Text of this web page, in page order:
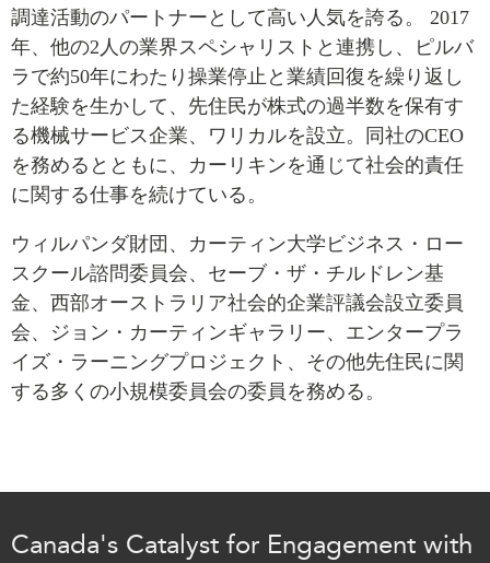
APEC
PECC
CSCAP
Institutional Partners
調達活動のパートナーとして高い人気を誇る 。 2017
年、他の2人の業界スペシャリストと 連携し、ピルバ
ラで約50年にわたり操業停止と業績回復を繰り返し
た経験を生かして、先住民が株式の過半数を保有す
る機械サービス企業、ワリカルを設立。同社のCEO
を務めるとともに 、 カーリキンを通じて社会的責任
に関する仕事を続けている。
ウィルパンダ財団、カーティン大学ビジネス・ロー
スクール諮問委員会、セーブ・ザ・チルドレン基
金、西部オーストラリア社会的企業評議会設立委員
会、ジョン・カーティンギャラリー、エンタープラ
イズ・ラーニングプロジェクト、その他先住民に関
する多くの小規模委員会の委員を務める。
Canada's Catalyst for Engagement with